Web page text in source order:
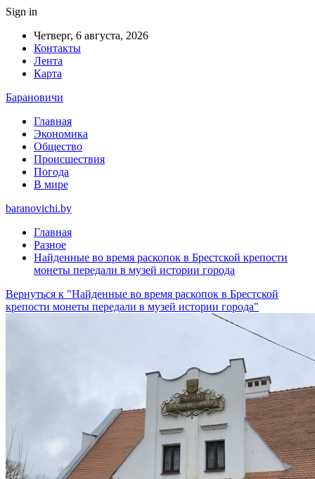
Sign in
Четверг, 6 августа, 2026
Контакты
Лента
Карта
Барановичи
Главная
Экономика
Общество
Происшествия
Погода
В мире
baranovichi.by
Главная
Разное
Найденные во время раскопок в Брестской крепости
монеты передали в музей истории города
Вернуться к "Найденные во время раскопок в Брестской
крепости монеты передали в музей истории города"